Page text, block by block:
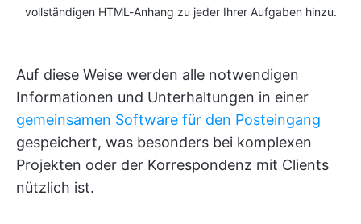
vollständigen HTML-Anhang zu jeder Ihrer Aufgaben hinzu.
Auf diese Weise werden alle notwendigen
Informationen und Unterhaltungen in einer
gemeinsamen Software für den Posteingang
gespeichert, was besonders bei komplexen
Projekten oder der Korrespondenz mit Clients
nützlich ist.